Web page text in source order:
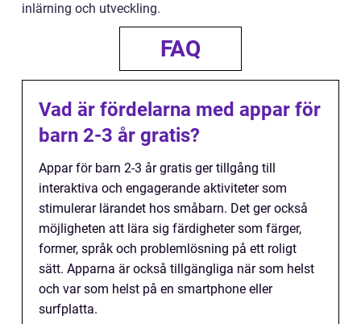
inlärning och utveckling.
FAQ
Vad är fördelarna med appar för
barn 2-3 år gratis?
Appar för barn 2-3 år gratis ger tillgång till
interaktiva och engagerande aktiviteter som
stimulerar lärandet hos småbarn. Det ger också
möjligheten att lära sig färdigheter som färger,
former, språk och problemlösning på ett roligt
sätt. Apparna är också tillgängliga när som helst
och var som helst på en smartphone eller
surfplatta.